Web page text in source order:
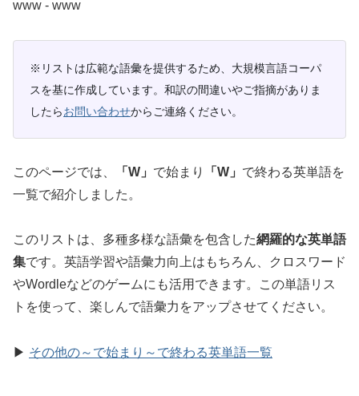
www ‐ www
※リストは広範な語彙を提供するため、大規模言語コーパ
スを基に作成しています。和訳の間違いやご指摘がありま
したらお問い合わせからご連絡ください。
このページでは、 「W」 で始まり 「W」 で終わる英単語を
一覧で紹介しました。
このリストは、多種多様な語彙を包含した網羅的な英単語
集です。英語学習や語彙力向上はもちろん、クロスワード
やWordleなどのゲームにも活用できます。この単語リス
トを使って、楽しんで語彙力をアップさせてください。
▶ その他の～で始まり～で終わる英単語一覧